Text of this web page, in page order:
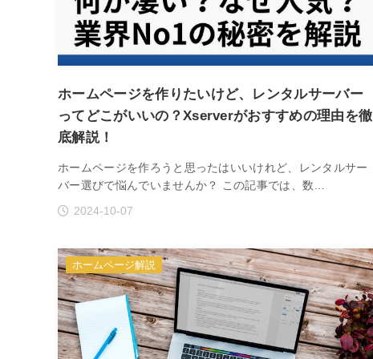
ホームページを作りたいけど、レンタルサーバー
ってどこがいいの？Xserverがおすすめの理由を徹
底解説！
ホームページを作ろうと思ったはいいけれど、レンタルサー
バー選びで悩んでいませんか？ この記事では、数…
2024-10-07
ホームページ解説